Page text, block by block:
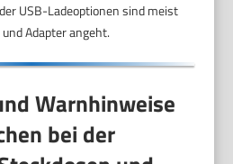
USB-Ladeoptionen sind meist
Adapter angeht.
Warnhinweise
bei der